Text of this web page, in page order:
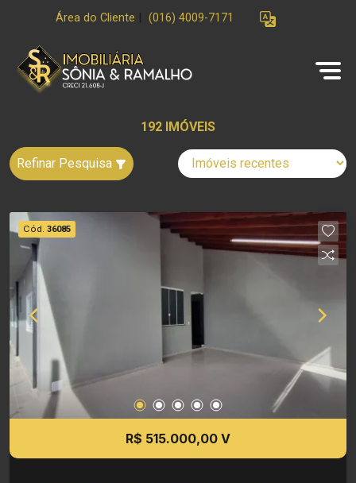
Área do Cliente (016) 4009-7171
192 IMÓVEIS
Refinar Pesquisa
Cód. 36085
R$ 515.000,00 V